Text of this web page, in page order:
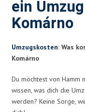
ein
Komárno
Umzugskosten: Was
Komárno
Du möchtest von Hamm
wissen, was dich die
werden? Keine Sorge,